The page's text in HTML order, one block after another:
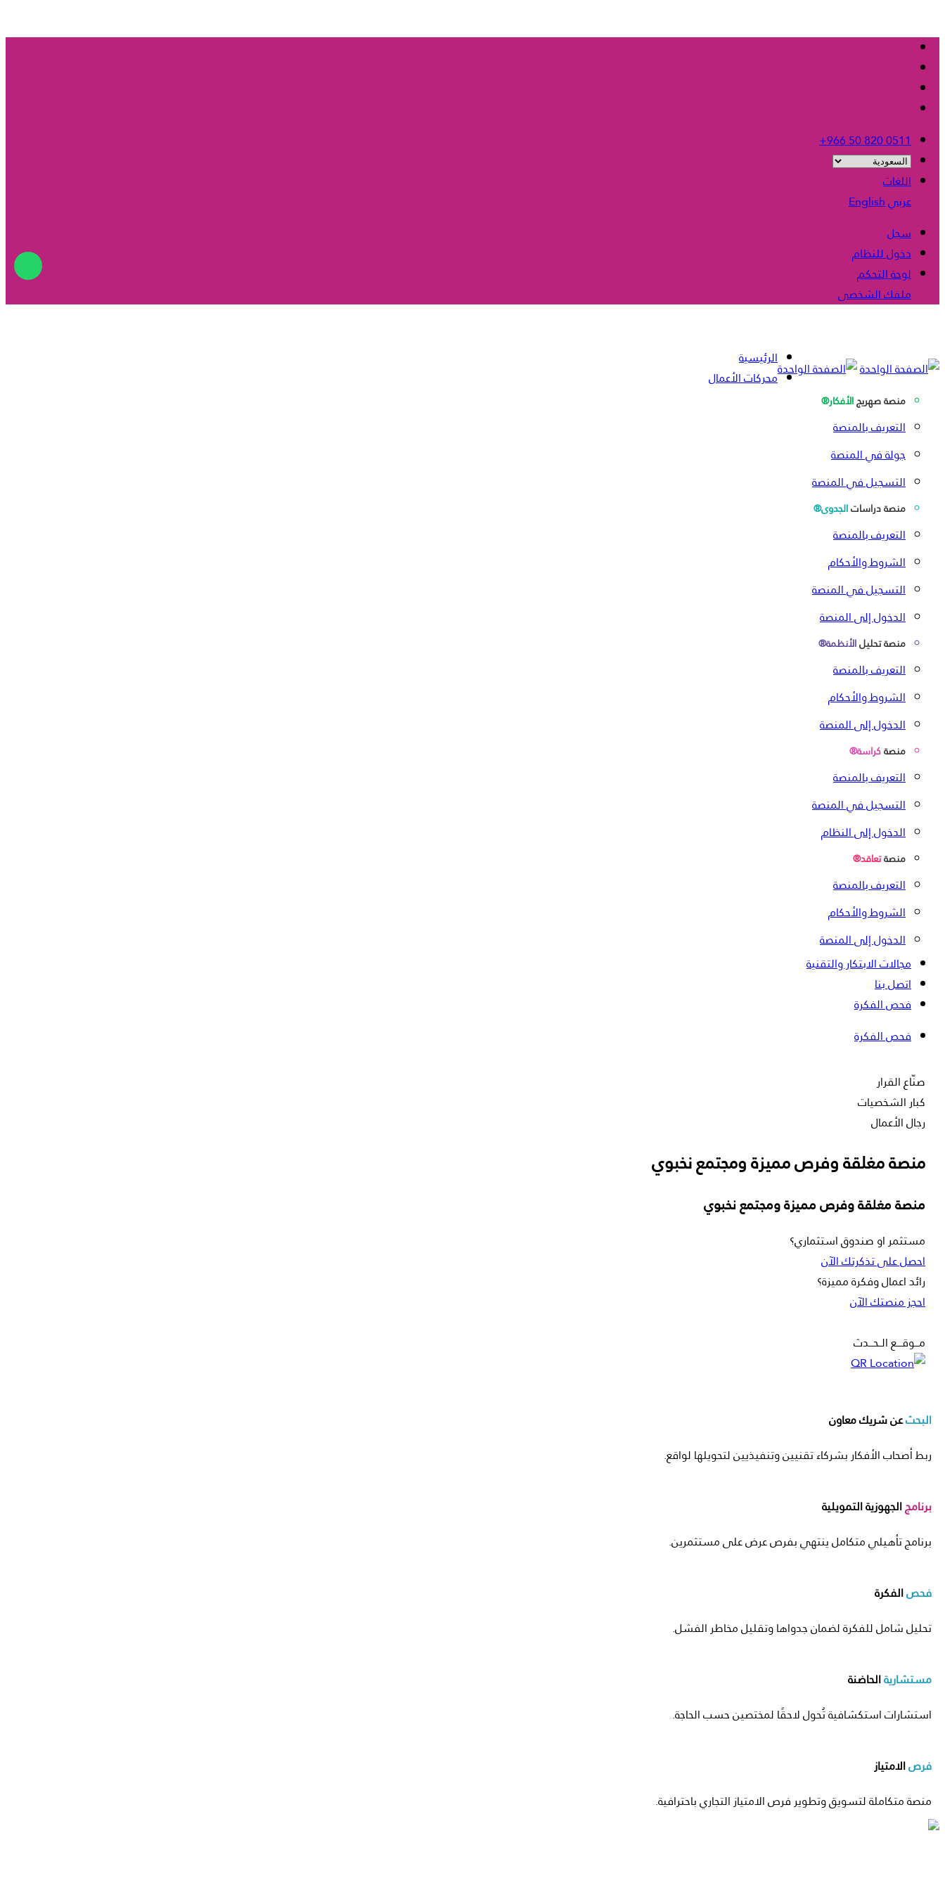
+966 50 820 0511
اللغات
عربيEnglish
سجل
دخول للنظام
لوحة التحكم
ملفك الشخصى
الرئيسية
محركات الأعمال
منصة صهريجالأفكار®
التعريف بالمنصة
جولة في المنصة
التسجيل في المنصة
منصة دراساتالجدوى®
التعريف بالمنصة
الشروط والأحكام
التسجيل في المنصة
الدخول إلى المنصة
منصة تحليلالأنظمة®
التعريف بالمنصة
الشروط والأحكام
الدخول إلى المنصة
منصةكراسة®
التعريف بالمنصة
التسجيل في المنصة
الدخول إلى النظام
منصةتعاقد®
التعريف بالمنصة
الشروط والأحكام
الدخول إلى المنصة
مجالات الابتكار والتقنية
اتصل بنا
فحص الفكرة
فحص الفكرة
صنّاع القرار
كبار الشخصيات
رجال الأعمال
منصة مغلقة وفرص مميزة ومجتمع نخبوي
منصة مغلقة وفرص مميزة ومجتمع نخبوي
مستثمر او صندوق استثماري؟
احصل على تذكرتك الآن
رائد اعمال وفكرة مميزة؟
احجز منصتك الآن
مـــوقــــع الــحـــدث
البحثعن شريك معاون
ربط أصحاب الأفكار بشركاء تقنيين وتنفيذيين لتحويلها لواقع.
برنامجالجهوزية التمويلية
برنامج تأهيلي متكامل ينتهي بفرص عرض على مستثمرين.
فحصالفكرة
تحليل شامل للفكرة لضمان جدواها وتقليل مخاطر الفشل.
مستشاريةالحاضنة
استشارات استكشافية تُحول لاحقًا لمختصين حسب الحاجة.
فرصالامتياز
منصة متكاملة لتسويق وتطوير فرص الامتياز التجاري باحترافية.